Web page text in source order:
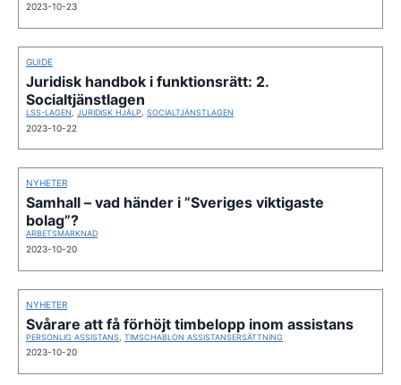
2023-10-23
GUIDE
Juridisk handbok i funktionsrätt: 2.
Socialtjänstlagen
LSS-LAGEN JURIDISK HJÄLP SOCIALTJÄNSTLAGEN
2023-10-22
NYHETER
Samhall – vad händer i ”Sveriges viktigaste
bolag”?
ARBETSMARKNAD
2023-10-20
NYHETER
Svårare att få förhöjt timbelopp inom assistans
PERSONLIG ASSISTANS TIMSCHABLON ASSISTANSERSÄTTNING
2023-10-20